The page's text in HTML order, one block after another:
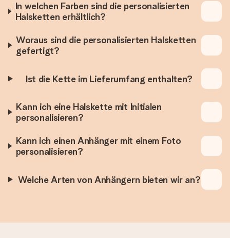
In welchen Farben sind die personalisierten
Halsketten erhältlich?
Woraus sind die personalisierten Halsketten
gefertigt?
Ist die Kette im Lieferumfang enthalten?
Kann ich eine Halskette mit Initialen
personalisieren?
Kann ich einen Anhänger mit einem Foto
personalisieren?
Welche Arten von Anhängern bieten wir an?